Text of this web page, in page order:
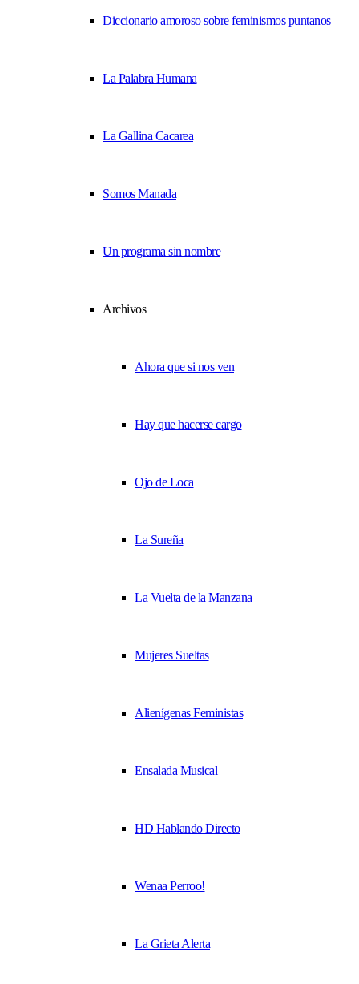
Diccionario amoroso sobre feminismos puntanos
La Palabra Humana
La Gallina Cacarea
Somos Manada
Un programa sin nombre
Archivos
Ahora que si nos ven
Hay que hacerse cargo
Ojo de Loca
La Sureña
La Vuelta de la Manzana
Mujeres Sueltas
Alienígenas Feministas
Ensalada Musical
HD Hablando Directo
Wenaa Perroo!
La Grieta Alerta